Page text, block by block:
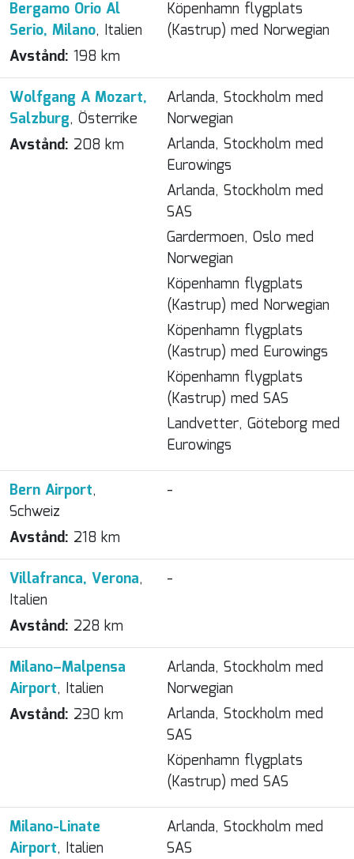
Bergamo Orio Al
Serio, Milano, Italien
Avstånd: 198 km
Köpenhamn flygplats
(Kastrup) med Norwegian
Wolfgang A Mozart,
Salzburg, Österrike
Avstånd: 208 km
Arlanda, Stockholm med
Norwegian
Arlanda, Stockholm med
Eurowings
Arlanda, Stockholm med
SAS
Gardermoen, Oslo med
Norwegian
Köpenhamn flygplats
(Kastrup) med Norwegian
Köpenhamn flygplats
(Kastrup) med Eurowings
Köpenhamn flygplats
(Kastrup) med SAS
Landvetter, Göteborg med
Eurowings
Bern Airport,
Schweiz
Avstånd: 218 km
-
Villafranca, Verona,
Italien
Avstånd: 228 km
-
Milano–Malpensa
Airport, Italien
Avstånd: 230 km
Arlanda, Stockholm med
Norwegian
Arlanda, Stockholm med
SAS
Köpenhamn flygplats
(Kastrup) med SAS
Milano-Linate
Airport, Italien
Arlanda, Stockholm med
SAS